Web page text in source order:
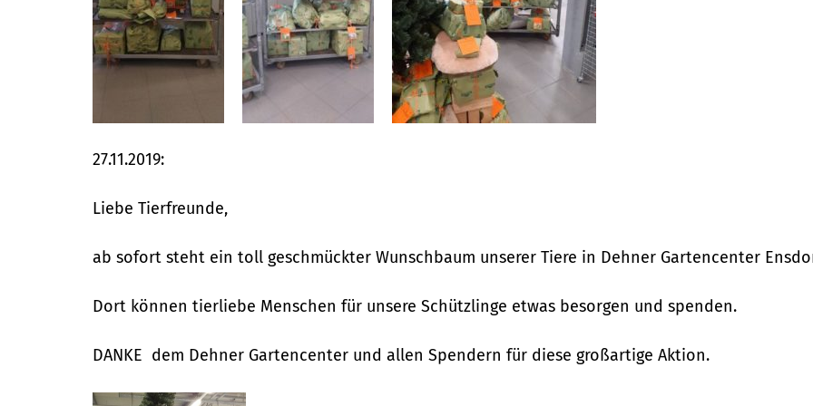
27.11.2019:
Liebe Tierfreunde,
ab sofort steht ein toll geschmückter Wunschbaum unserer Tiere in Dehner Gartencenter
Dort können tierliebe Menschen für unsere Schützlinge etwas besorgen und spenden.
DANKE dem Dehner Gartencenter und allen Spendern für diese großartige Aktion.